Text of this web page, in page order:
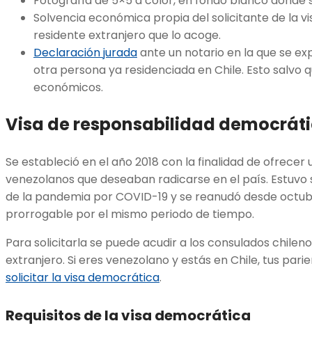
Solvencia económica propia del solicitante de la
residente extranjero que lo acoge.
Declaración juradaante un notario en la que se
otra persona ya residenciada en Chile. Esto salvo
económicos.
Visa de responsabilidad
Se estableció en el año 2018 con la finalidad de ofrecer
venezolanos que deseaban radicarse en el país.
de la pandemia por COVID-19 y se reanudó desde
prorrogable por el mismo periodo de tiempo.
Para solicitarla se puede acudir a los consulados
extranjero. Si eres venezolano y estás en Chile, tus
solicitar la visa democrática.
Requisitos de la visa democrática